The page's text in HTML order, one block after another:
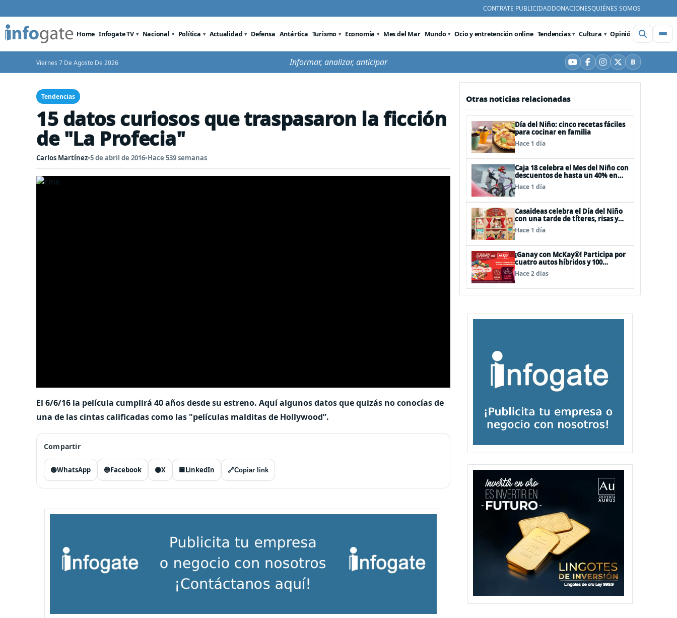
CONTRATE PUBLICIDADDONACIONESQUIÉNES SOMOS
Home Infogate TV Nacional Política Actualidad Defensa Antártica Turismo Economía Mes del Mar Mundo Ocio y entretención online Tendencias Cultura Opinión Videos
Viernes 7 De Agosto De 2026 Informar, analizar, anticipar YouTube
Facebook
Instagram
X BBluesky
Tendencias
15 datos curiosos que traspasaron la ficción
de "La Profecia"
Carlos Martínez•5 de abril de 2016•Hace 539 semanas
El 6/6/16 la película cumplirá 40 años desde su estreno. Aquí algunos datos que quizás no conocías de
una de las cintas calificadas como las "películas malditas de Hollywood”.
Compartir
🟢WhatsApp 🔵Facebook ⚫X 🟦LinkedIn 🔗Copiar link
Otras noticias relacionadas
Día del Niño: cinco recetas fáciles
para cocinar en familia
Hace 1 día
Caja 18 celebra el Mes del Niño con
descuentos de hasta un 40% en
panoramas, cine, shows y
streaming
Hace 1 día
Casaideas celebra el Día del Niño
con una tarde de títeres, risas y
sorpresas en el Mall Plaza Vespucio
Hace 1 día
¡Ganay con McKay®! Participa por
cuatro autos híbridos y 100
premios de $500.000
Hace 2 días